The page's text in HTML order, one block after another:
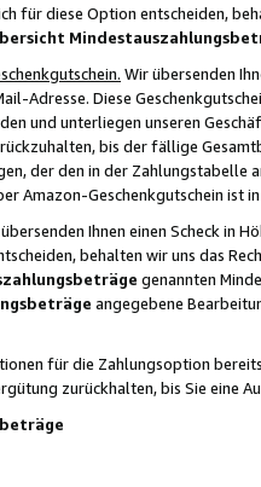
für diese Option entscheiden,
Wir übersenden
Adresse. Diese
und unterliegen unseren
bis der fällige
der den in der
Amazon-Geschenkgutschein ist
Ihnen einen Scheck in
behalten wir uns das
genannten
angegebene
für die Zahlungsoption
zurückhalten, bis Sie